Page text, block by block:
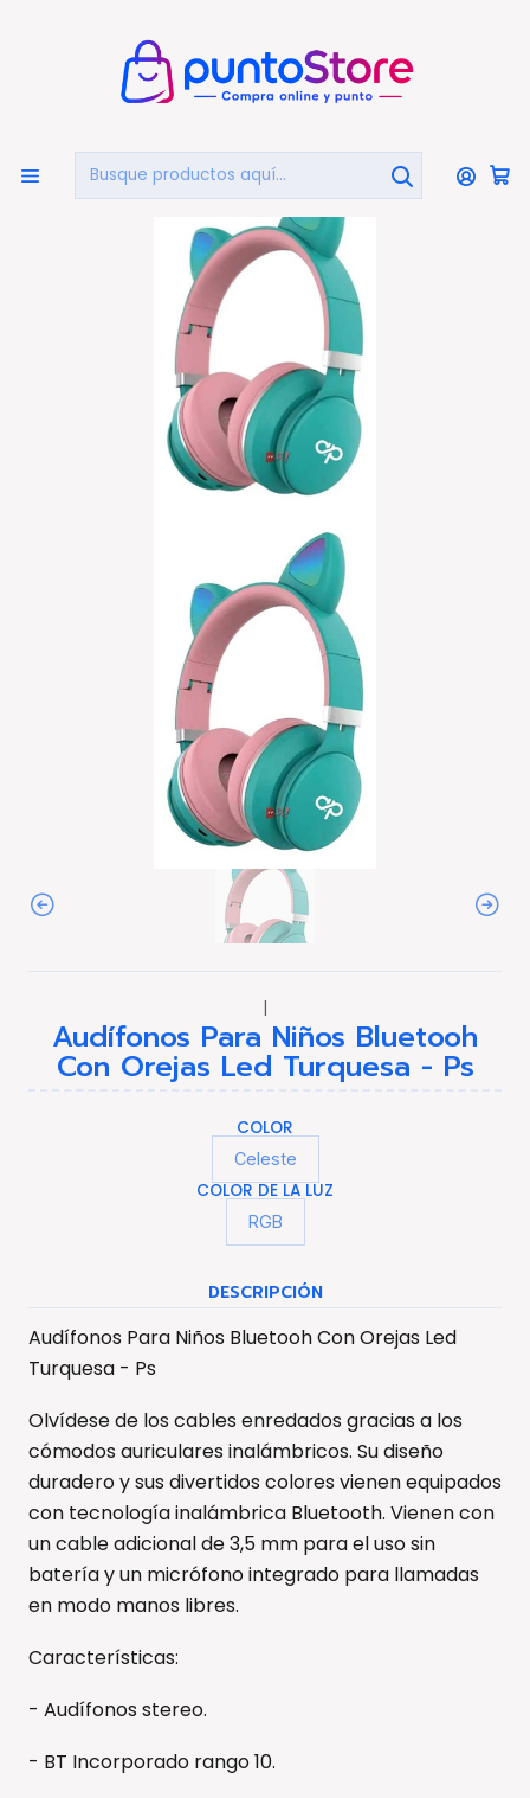
AUDIO Y VIDEO AUDIFONOS
Audifonos Bluetooth
Audífonos Para Niños Bluetooh Con Orejas Led
|
Audífonos Para Niños Bluetooh
Con Orejas Led Turquesa - Ps
COLOR
Celeste
COLOR DE LA LUZ
RGB
DESCRIPCIÓN
Audífonos Para Niños Bluetooh Con Orejas Led
Turquesa - Ps
Olvídese de los cables enredados gracias a los
cómodos auriculares inalámbricos. Su diseño
duradero y sus divertidos colores vienen equipados
con tecnología inalámbrica Bluetooth. Vienen con
un cable adicional de 3,5 mm para el uso sin
batería y un micrófono integrado para llamadas
en modo manos libres.
Características:
- Audífonos stereo.
- BT Incorporado rango 10.